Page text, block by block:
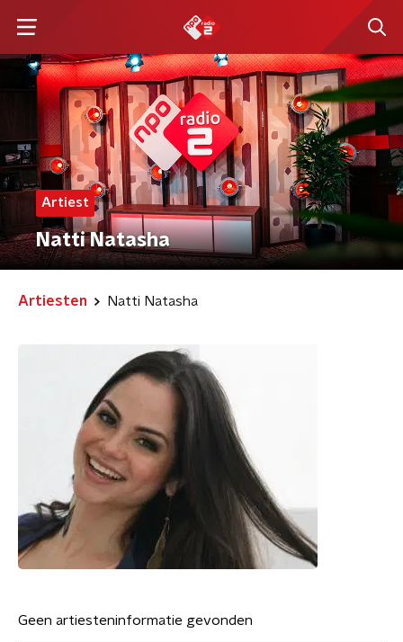
Artiest
Natti Natasha
Artiesten Natti Natasha
Geen artiesteninformatie gevonden